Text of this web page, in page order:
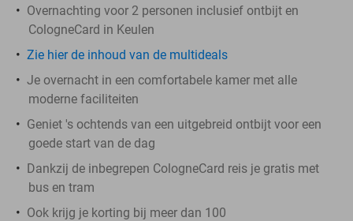
Overnachting voor 2 personen inclusief ontbijt en
CologneCard in Keulen
Zie hier de inhoud van de multideals
Je overnacht in een comfortabele kamer met alle
moderne faciliteiten
Geniet 's ochtends van een uitgebreid ontbijt voor een
goede start van de dag
Dankzij de inbegrepen CologneCard reis je gratis met
bus en tram
Ook krijg je korting bij meer dan 100